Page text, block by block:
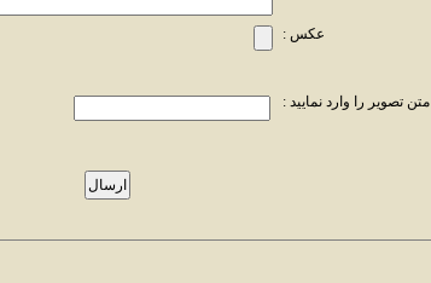
عکس :
متن تصویر را وارد نمایید :